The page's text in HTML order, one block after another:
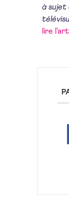
à sujet
lire